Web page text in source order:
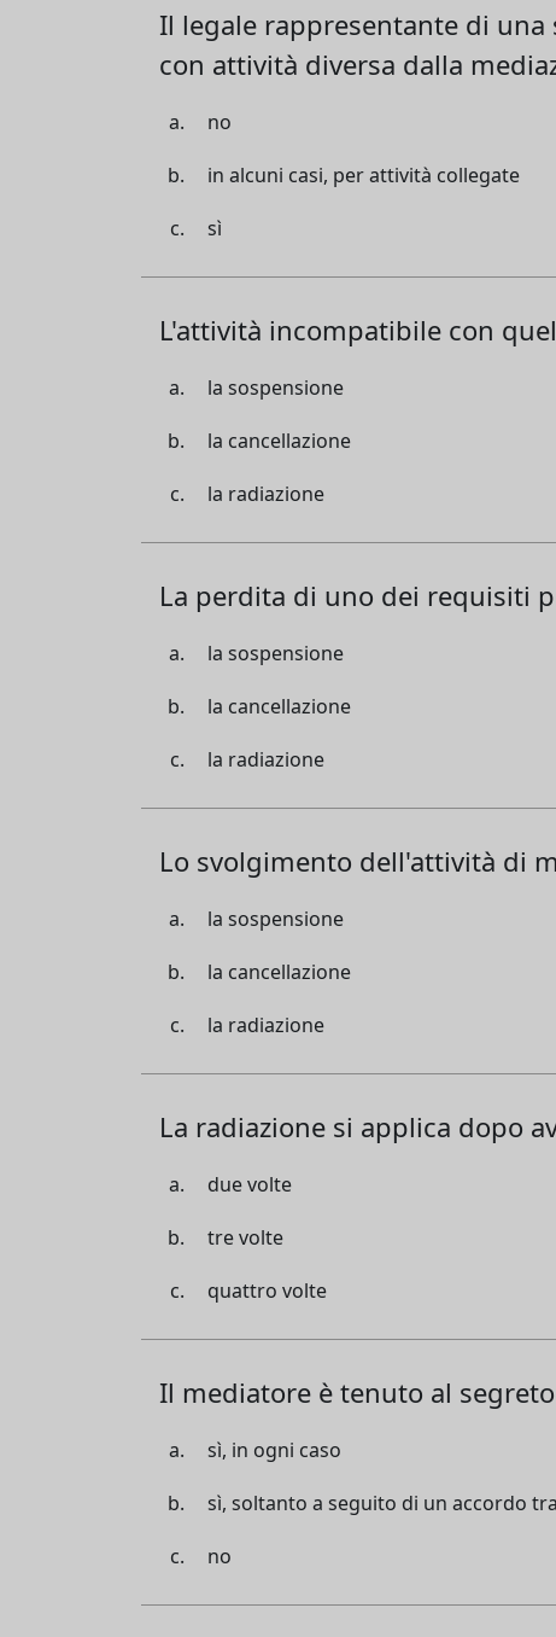
Il legale rappresentante di
con attività diversa dalla
no
in alcuni casi, per attività collegate
sì
L'attività incompatibile con
la sospensione
la cancellazione
la radiazione
La perdita di uno dei requisiti
la sospensione
la cancellazione
la radiazione
Lo svolgimento dell'attività di
la sospensione
la cancellazione
la radiazione
La radiazione si applica dopo
due volte
tre volte
quattro volte
Il mediatore è tenuto al
sì, in ogni caso
sì, soltanto a seguito di un accordo
no